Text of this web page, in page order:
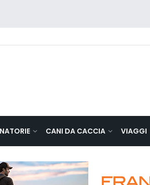
CANI DA CACCIA VIAGGI